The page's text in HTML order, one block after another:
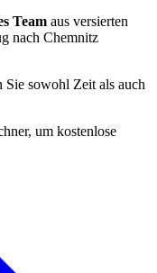
Team aus versierten
nach Chemnitz⁠
Sie sowohl Zeit als auch
um kostenlose